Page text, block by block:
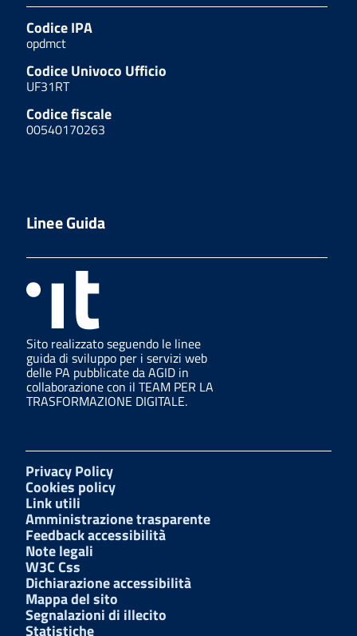
Codice IPA
opdmct
Codice Univoco Ufficio
UF31RT
Codice fiscale
00540170263
Linee Guida
Sito realizzato seguendo le linee
guida di sviluppo per i servizi web
delle PA pubblicate da AGID in
collaborazione con il TEAM PER LA
TRASFORMAZIONE DIGITALE.
Privacy Policy
Cookies policy
Link utili
Amministrazione trasparente
Feedback accessibilità
Note legali
W3C Css
Dichiarazione accessibilità
Mappa del sito
Segnalazioni di illecito
Statistiche